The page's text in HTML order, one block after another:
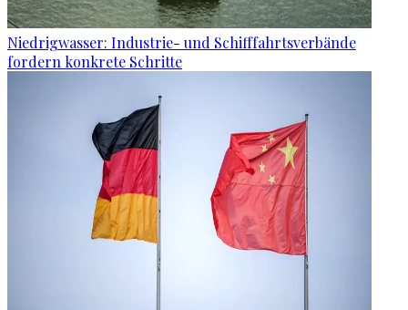
Niedrigwasser: Industrie- und Schifffahrtsverbände
fordern konkrete Schritte